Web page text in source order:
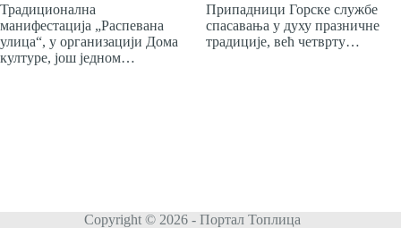
Традиционална
манифестација „Распевана
улица“, у организацији Дома
културе, још једном…
Припадници Горске службе
спасавања у духу празничне
традиције, већ четврту…
Copyright © 2026 - Портал Топлица